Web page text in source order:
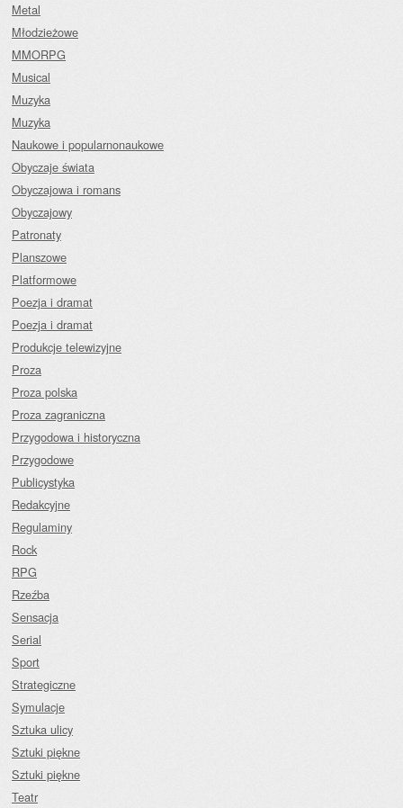
Metal
Młodzieżowe
MMORPG
Musical
Muzyka
Muzyka
Naukowe i popularnonaukowe
Obyczaje świata
Obyczajowa i romans
Obyczajowy
Patronaty
Planszowe
Platformowe
Poezja i dramat
Poezja i dramat
Produkcje telewizyjne
Proza
Proza polska
Proza zagraniczna
Przygodowa i historyczna
Przygodowe
Publicystyka
Redakcyjne
Regulaminy
Rock
RPG
Rzeźba
Sensacja
Serial
Sport
Strategiczne
Symulacje
Sztuka ulicy
Sztuki piękne
Sztuki piękne
Teatr